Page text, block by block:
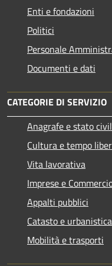
Enti e fondazioni
Politici
Personale
Documenti e dati
CATEGORIE DI SERVIZIO
Anagrafe e stato
Cultura e tempo
Vita lavorativa
Imprese e
Appalti pubblici
Catasto e urbanistica
Mobilità e trasporti